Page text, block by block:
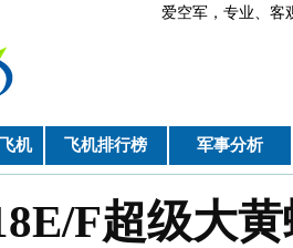
爱空军，专业、
机 飞机排行榜 军事分析
F超级大